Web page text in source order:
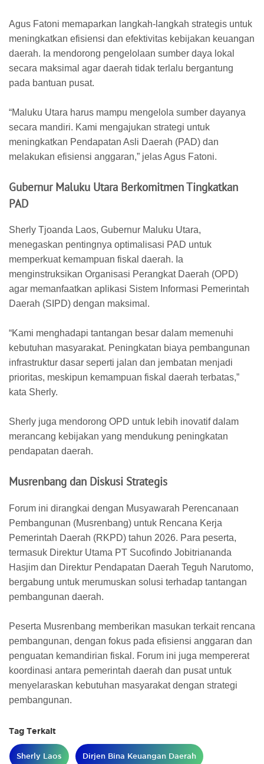
Agus Fatoni memaparkan langkah-langkah strategis untuk
meningkatkan efisiensi dan efektivitas kebijakan keuangan
daerah. Ia mendorong pengelolaan sumber daya lokal
secara maksimal agar daerah tidak terlalu bergantung
pada bantuan pusat.
“Maluku Utara harus mampu mengelola sumber dayanya
secara mandiri. Kami mengajukan strategi untuk
meningkatkan Pendapatan Asli Daerah (PAD) dan
melakukan efisiensi anggaran,” jelas Agus Fatoni.
Gubernur Maluku Utara Berkomitmen Tingkatkan
PAD
Sherly Tjoanda Laos, Gubernur Maluku Utara,
menegaskan pentingnya optimalisasi PAD untuk
memperkuat kemampuan fiskal daerah. Ia
menginstruksikan Organisasi Perangkat Daerah (OPD)
agar memanfaatkan aplikasi Sistem Informasi Pemerintah
Daerah (SIPD) dengan maksimal.
“Kami menghadapi tantangan besar dalam memenuhi
kebutuhan masyarakat. Peningkatan biaya pembangunan
infrastruktur dasar seperti jalan dan jembatan menjadi
prioritas, meskipun kemampuan fiskal daerah terbatas,”
kata Sherly.
Sherly juga mendorong OPD untuk lebih inovatif dalam
merancang kebijakan yang mendukung peningkatan
pendapatan daerah.
Musrenbang dan Diskusi Strategis
Forum ini dirangkai dengan Musyawarah Perencanaan
Pembangunan (Musrenbang) untuk Rencana Kerja
Pemerintah Daerah (RKPD) tahun 2026. Para peserta,
termasuk Direktur Utama PT Sucofindo Jobitriananda
Hasjim dan Direktur Pendapatan Daerah Teguh Narutomo,
bergabung untuk merumuskan solusi terhadap tantangan
pembangunan daerah.
Peserta Musrenbang memberikan masukan terkait rencana
pembangunan, dengan fokus pada efisiensi anggaran dan
penguatan kemandirian fiskal. Forum ini juga mempererat
koordinasi antara pemerintah daerah dan pusat untuk
menyelaraskan kebutuhan masyarakat dengan strategi
pembangunan.
Tag Terkait
Sherly Laos Dirjen Bina Keuangan Daerah